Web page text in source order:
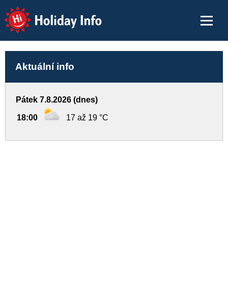
Holiday Info
Aktuální info
Pátek 7.8.2026 (dnes)
18:00 17 až 19 °C